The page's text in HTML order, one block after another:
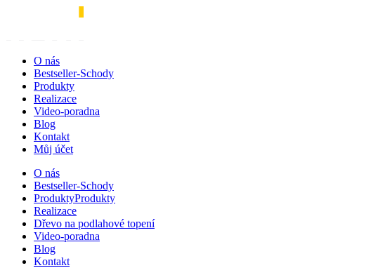
O nás
Bestseller-Schody
Produkty
Realizace
Video-poradna
Blog
Kontakt
Můj účet
O nás
Bestseller-Schody
ProduktyProdukty
Realizace
Dřevo na podlahové topení
Video-poradna
Blog
Kontakt